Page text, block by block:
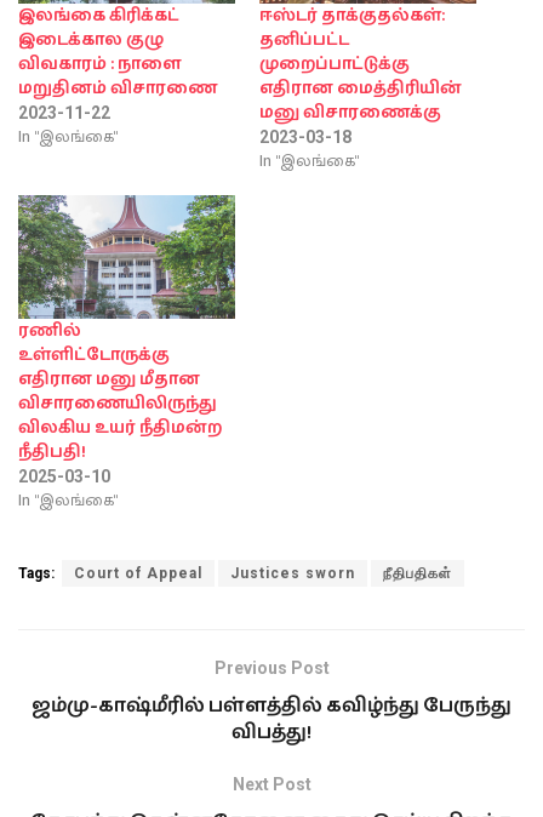
இலங்கை கிரிக்கட்
இடைக்கால குழு
விவகாரம் : நாளை
மறுதினம் விசாரணை
2023-11-22
In "இலங்கை"
ஈஸ்டர் தாக்குதல்கள்:
தனிப்பட்ட
முறைப்பாட்டுக்கு
எதிரான மைத்திரியின்
மனு விசாரணைக்கு
2023-03-18
In "இலங்கை"
ரணில்
உள்ளிட்டோருக்கு
எதிரான மனு மீதான
விசாரணையிலிருந்து
விலகிய உயர் நீதிமன்ற
நீதிபதி!
2025-03-10
In "இலங்கை"
Tags: Court of Appeal Justices sworn நீதிபதிகள்
Previous Post
ஜம்மு-காஷ்மீரில் பள்ளத்தில் கவிழ்ந்து பேருந்து
விபத்து!
Next Post